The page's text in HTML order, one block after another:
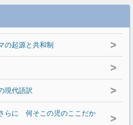
起源と共和制 >
>
現代語訳 >
らに 何そこの児のここだか
>